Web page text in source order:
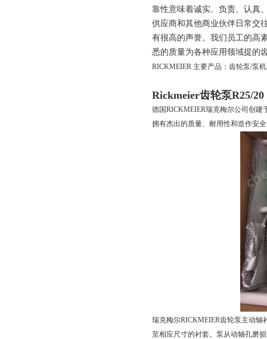
靠性意味着诚实、负责、认真
供应商和其他商业伙伴日常交
有很高的声誉。我们员工的高
悉的质量为各种应用领域提的
RICKMEIER 主要产品：齿轮泵/泵
Rickmeier齿轮泵R25/
德国RICKMEIER瑞克梅尔公司创建
拥有杰出的质量、耐用性和造作安
瑞克梅尔RICKMEIER齿轮泵主动轴
至相应尺寸的衬套。泵从动轴孔磨